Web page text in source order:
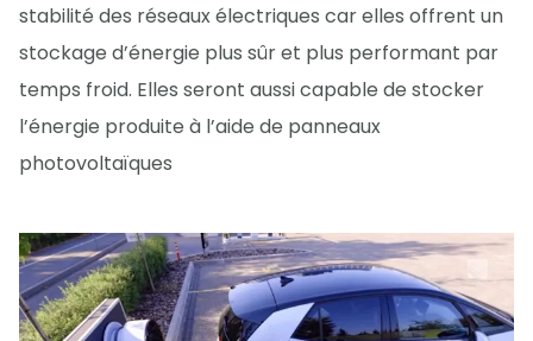
stabilité des réseaux électriques car elles offrent un
stockage d’énergie plus sûr et plus performant par
temps froid. Elles seront aussi capable de stocker
l’énergie produite à l’aide de panneaux
photovoltaïques